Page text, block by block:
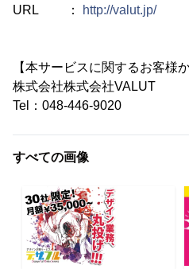
URL ：
http://valut.jp/
【本サービスに関するお客様
株式会社株式会社VALUT
Tel：048-446-9020
すべての画像